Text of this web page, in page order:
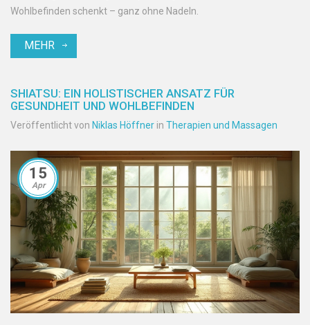
Wohlbefinden schenkt – ganz ohne Nadeln.
MEHR
SHIATSU: EIN HOLISTISCHER ANSATZ FÜR
GESUNDHEIT UND WOHLBEFINDEN
Veröffentlicht von Niklas Höffner in Therapien und Massagen
15
Apr